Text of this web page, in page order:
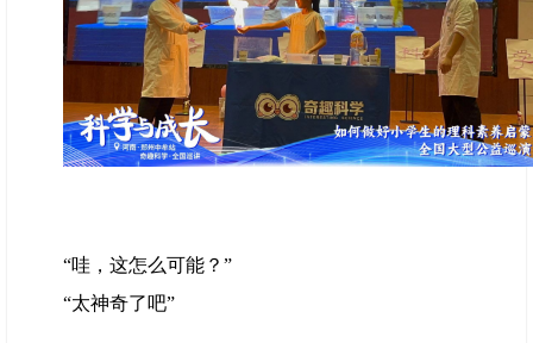
“哇，这怎么可能？”
“太神奇了吧”